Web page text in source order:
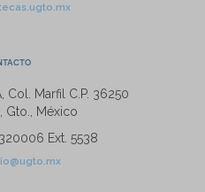
Col. Marfil C.P. 36250
Gto., México
Ext. 5538